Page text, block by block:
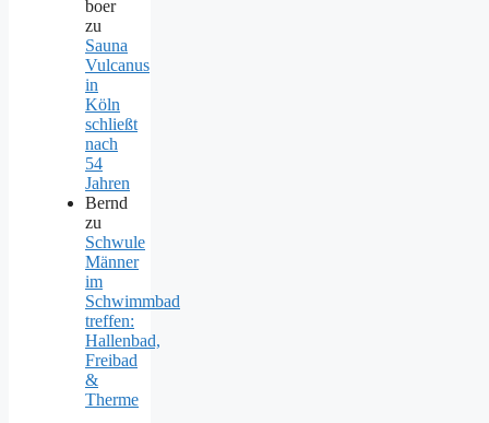
boer
zu
Sauna
Vulcanus
in
Köln
schließt
nach
54
Jahren
Bernd
zu
Schwule
Männer
im
Schwimmbad
treffen:
Hallenbad,
Freibad
&
Therme